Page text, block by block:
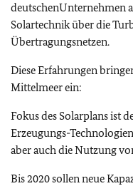
deutschenUnternehmen
Solartechnik über die
Übertragungsnetzen.
Diese Erfahrungen
Mittelmeer ein:
Fokus des Solarplans ist
Erzeugungs-
aber auch die Nutzung
Bis 2020 sollen neue